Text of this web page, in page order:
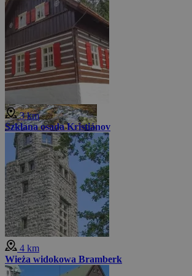
Mniej zdjęć
3 km
Szklana osada Kristiánov
4 km
Wieża widokowa Bramberk